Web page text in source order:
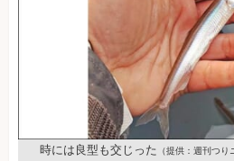
時には良型も交じった （提供：週刊つり